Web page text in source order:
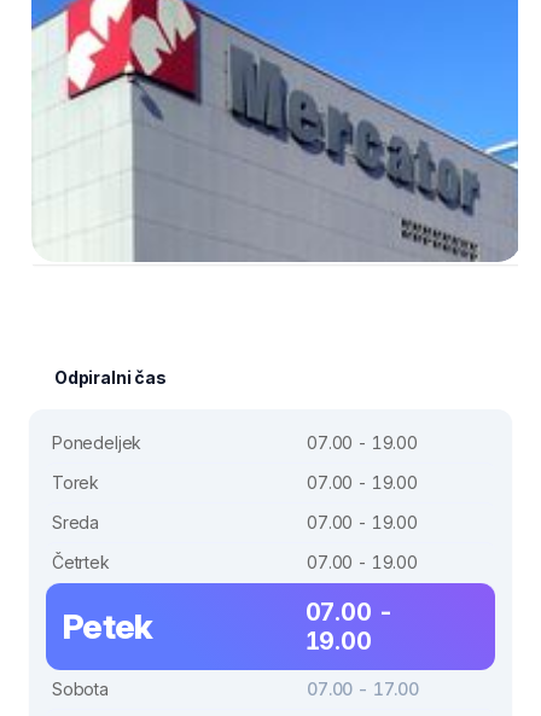
Odpiralni čas
Ponedeljek
07.00 - 19.00
Torek
07.00 - 19.00
Sreda
07.00 - 19.00
Četrtek
07.00 - 19.00
Petek
07.00 -
19.00
Sobota
07.00 - 17.00